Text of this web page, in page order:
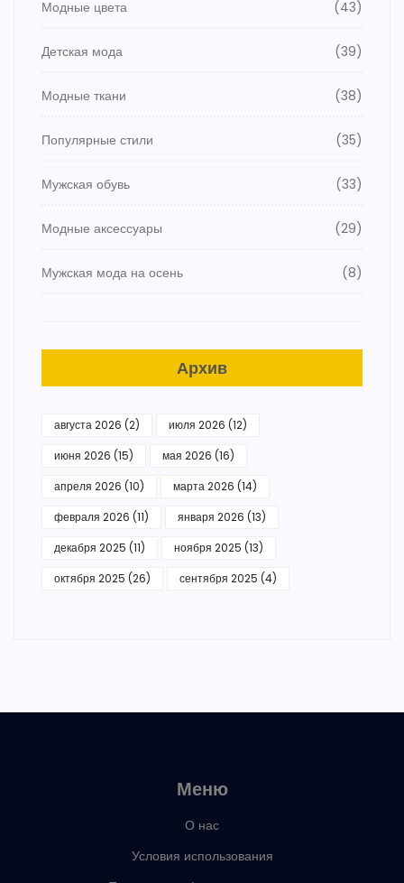
Модные цвета (43)
Детская мода (39)
Модные ткани (38)
Популярные стили (35)
Мужская обувь (33)
Модные аксессуары (29)
Мужская мода на осень (8)
Архив
августа 2026 (2) июля 2026 (12)
июня 2026 (15) мая 2026 (16)
апреля 2026 (10) марта 2026 (14)
февраля 2026 (11) января 2026 (13)
декабря 2025 (11) ноября 2025 (13)
октября 2025 (26) сентября 2025 (4)
Меню
О нас
Условия использования